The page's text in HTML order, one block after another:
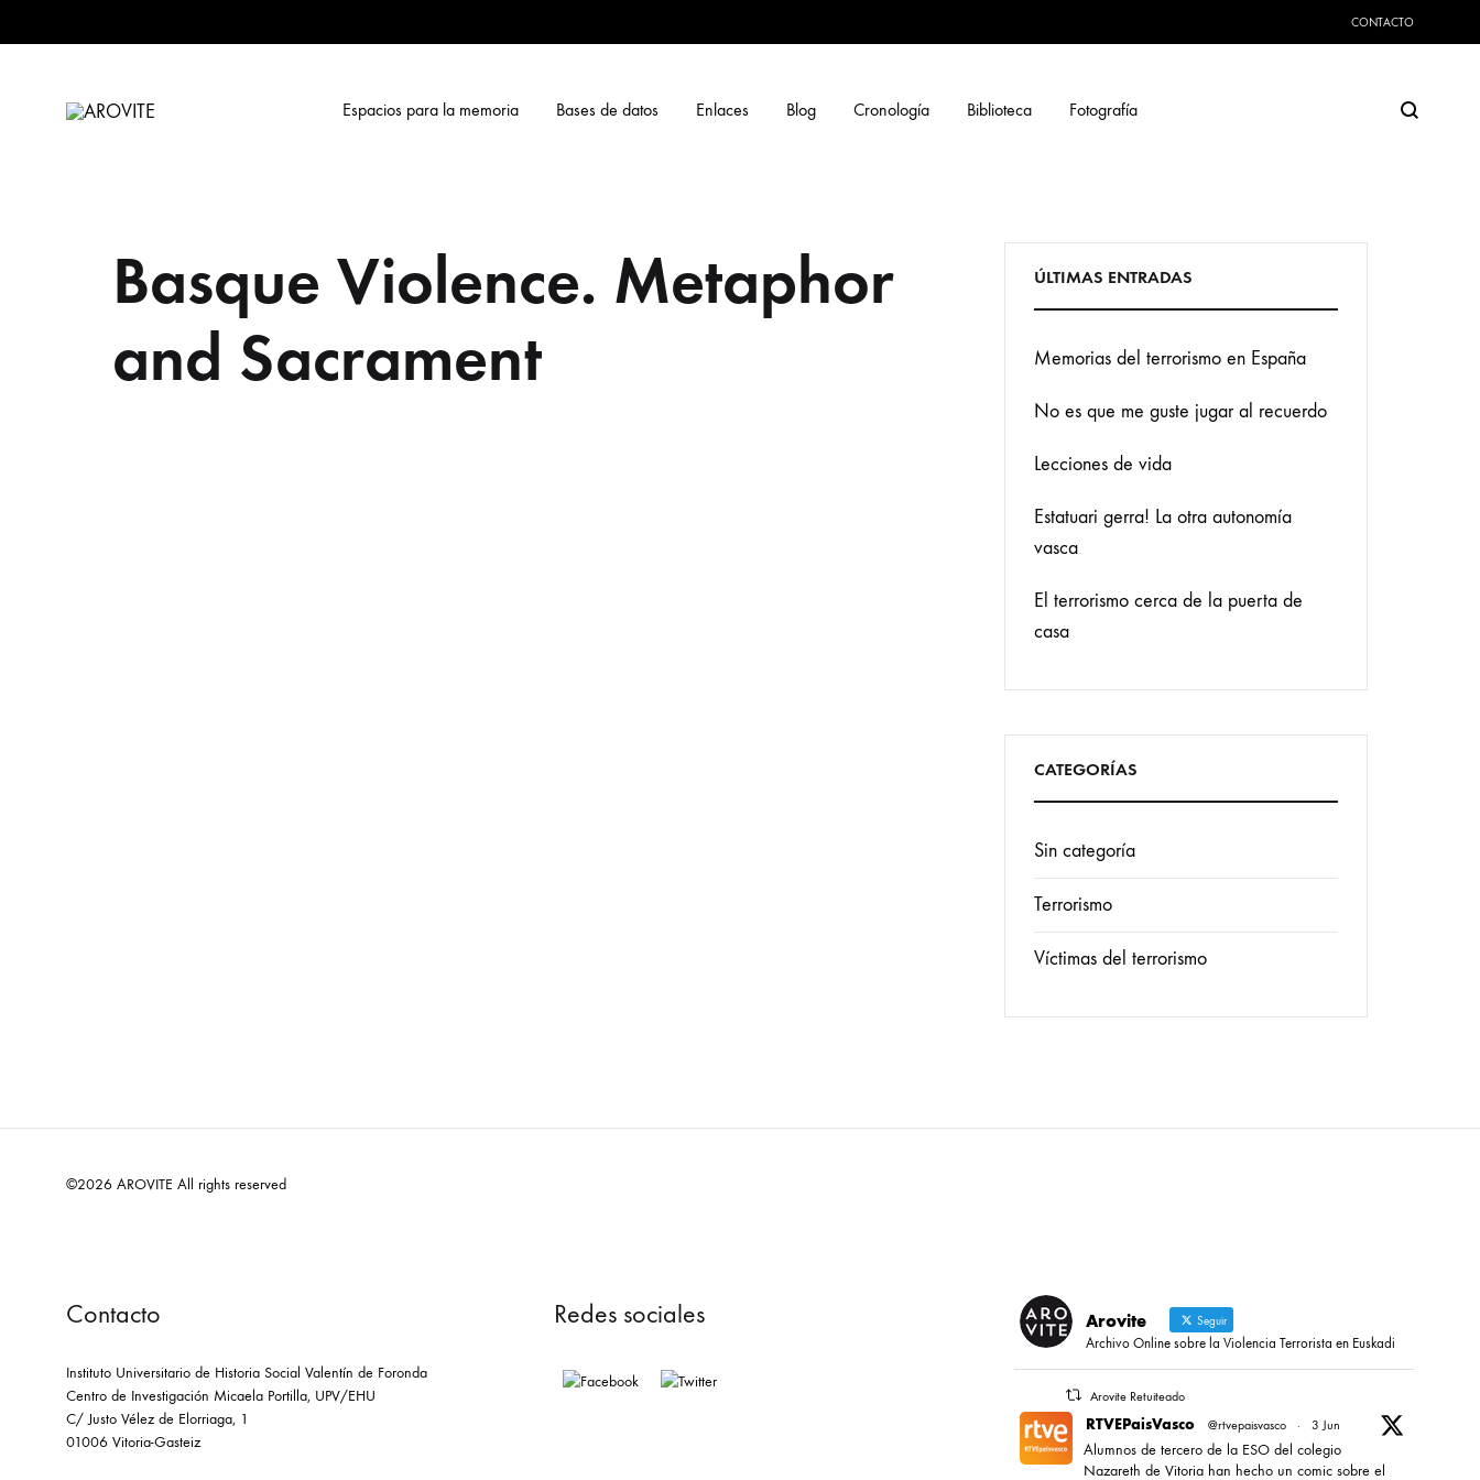
CONTACTO
Violencia
Terrorista
Euskadi
Espacios para la memoria Bases de datos Enlaces Blog Cronología Biblioteca Fotografía Search
Basque Violence. Metaphor
and Sacrament
ÚLTIMAS ENTRADAS
Memorias del terrorismo en España
No es que me guste jugar al recuerdo
Lecciones de vida
Estatuari gerra! La otra autonomía
vasca
El terrorismo cerca de la puerta de
casa
CATEGORÍAS
Sin categoría
Terrorismo
Víctimas del terrorismo
©2026 AROVITE All rights reserved
Contacto
Instituto Universitario de Historia Social Valentín de Foronda
Centro de Investigación Micaela Portilla, UPV/EHU
C/ Justo Vélez de Elorriaga, 1
01006 Vitoria-Gasteiz
Redes sociales Arovite Seguir
Archivo Online sobre la Violencia Terrorista en Euskadi
Arovite Retuiteado
RTVEPaisVasco @rtvepaisvasco · 3 Jun
Alumnos de tercero de la ESO del colegio
Nazareth de Vitoria han hecho un comic sobre el